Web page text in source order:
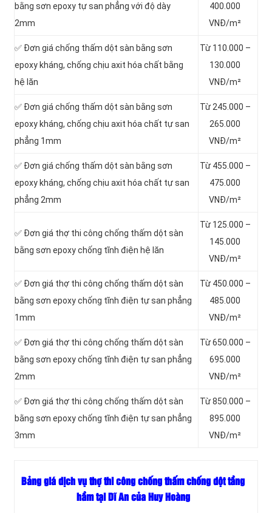
bằng sơn epoxy tự san phẳng với độ dày
2mm
400.000
VNĐ/m²
✅ Đơn giá chống thấm dột sàn bằng sơn
epoxy kháng, chống chịu axit hóa chất bằng
hệ lăn
Từ 110.000 –
130.000
VNĐ/m²
✅ Đơn giá chống thấm dột sàn bằng sơn
epoxy kháng, chống chịu axit hóa chất tự san
phẳng 1mm
Từ 245.000 –
265.000
VNĐ/m²
✅ Đơn giá chống thấm dột sàn bằng sơn
epoxy kháng, chống chịu axit hóa chất tự san
phẳng 2mm
Từ 455.000 –
475.000
VNĐ/m²
✅ Đơn giá thợ thi công chống thấm dột sàn
bằng sơn epoxy chống tĩnh điện hệ lăn
Từ 125.000 –
145.000
VNĐ/m²
✅ Đơn giá thợ thi công chống thấm dột sàn
bằng sơn epoxy chống tĩnh điện tự san phẳng
1mm
Từ 450.000 –
485.000
VNĐ/m²
✅ Đơn giá thợ thi công chống thấm dột sàn
bằng sơn epoxy chống tĩnh điện tự san phẳng
2mm
Từ 650.000 –
695.000
VNĐ/m²
✅ Đơn giá thợ thi công chống thấm dột sàn
bằng sơn epoxy chống tĩnh điện tự san phẳng
3mm
Từ 850.000 –
895.000
VNĐ/m²
Bảng giá dịch vụ thợ thi công chống thấm chống dột tầng
hầm tại Dĩ An của Huy Hoàng